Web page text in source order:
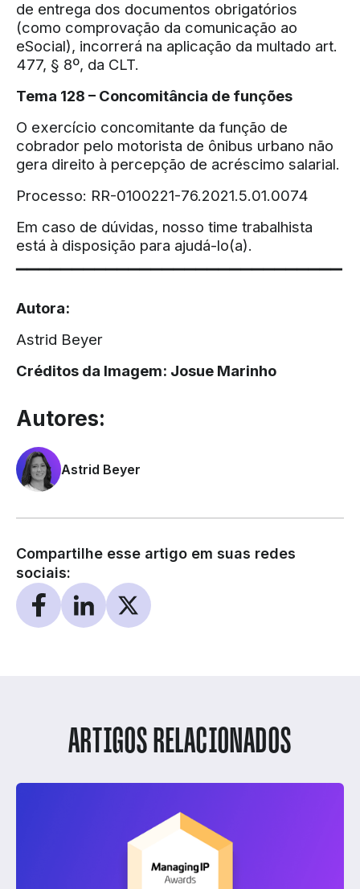
de entrega dos documentos obrigatórios
(como comprovação da comunicação ao
eSocial), incorrerá na aplicação da multado art.
477, § 8º, da CLT.
Tema 128 – Concomitância de funções
O exercício concomitante da função de
cobrador pelo motorista de ônibus urbano não
gera direito à percepção de acréscimo salarial.
Processo: RR-0100221-76.2021.5.01.0074
Em caso de dúvidas, nosso time trabalhista
está à disposição para ajudá-lo(a).
▔▔▔▔▔▔▔▔▔▔▔▔▔▔▔▔▔▔▔▔▔▔▔▔▔▔▔▔▔
Autora:
Astrid Beyer
Créditos da Imagem: Josue Marinho
Autores:
Astrid Beyer
Compartilhe esse artigo em suas redes
sociais:
ARTIGOS RELACIONADOS